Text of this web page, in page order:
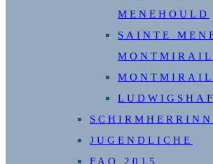
MENEHOULD
SAINTE
MONTMIRAIL
JUGENDLICHE
FAQ 2015